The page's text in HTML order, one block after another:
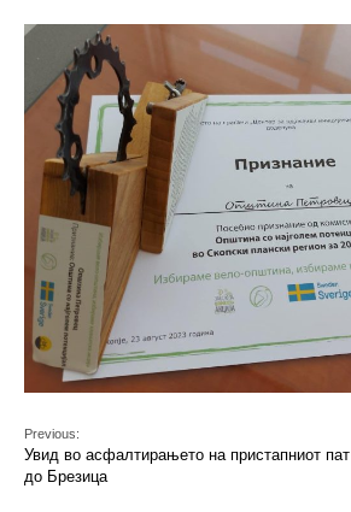
Previous:
Увид во асфалтирањето на пристапниот пат
до Брезица